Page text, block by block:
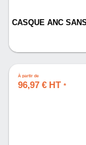
CASQUE ANC
À partir de
96,97 € HT *